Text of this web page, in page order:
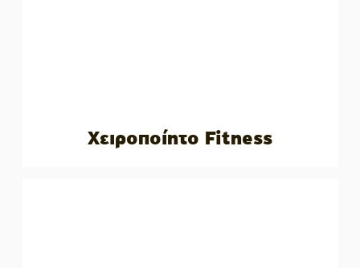
Χειροποίητο Fitness